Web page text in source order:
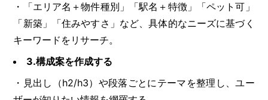
・「エリア名＋物件種別」「駅名＋特徴」「ペット可」
「新築」「住みやすさ」など、具体的なニーズに基づく
キーワードをリサーチ。
3.構成案を作成する
・見出し（h2/h3）や段落ごとにテーマを整理し、ユー